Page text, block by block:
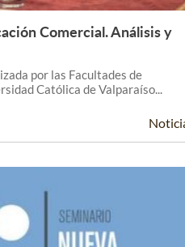
Leer Más +
Comercial. Análisis y
por las Facultades de
Católica de Valparaíso...